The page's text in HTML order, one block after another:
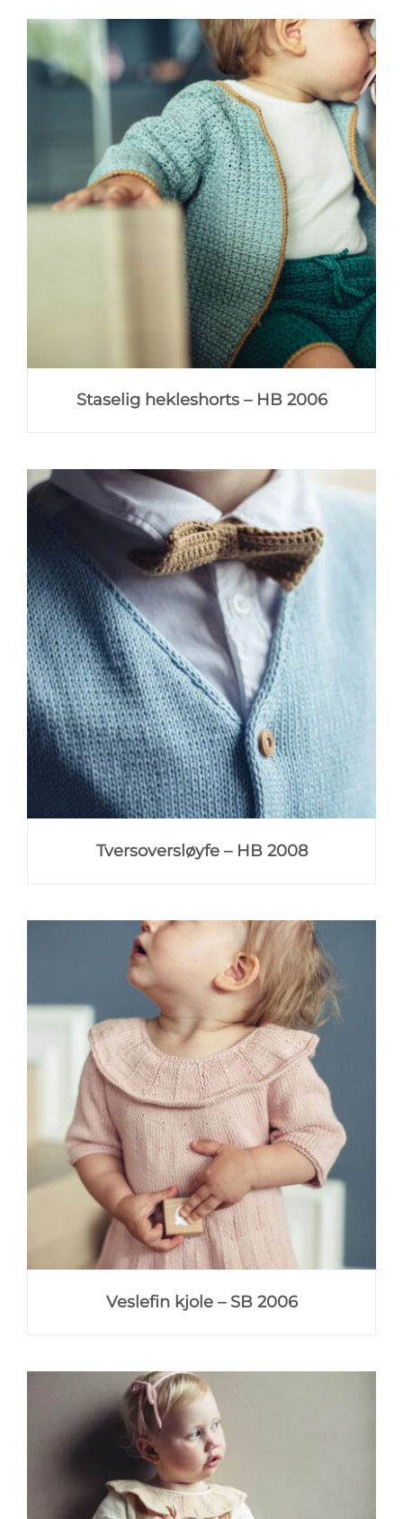
Staselig hekleshorts – HB 2006
Tversoversløyfe – HB 2008
Veslefin kjole – SB 2006